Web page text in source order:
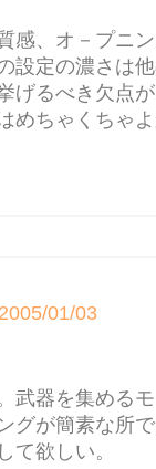
感、オ－プニ
設定の濃さは
げるべき欠点
めちゃくちゃ
01/03
武器を集める
グが簡素な所
て欲しい。